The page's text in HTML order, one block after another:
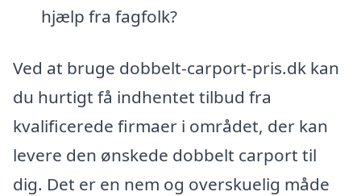
hjælp fra fagfolk?
Ved at bruge dobbelt-carport-pris.dk kan
du hurtigt få indhentet tilbud fra
kvalificerede firmaer i området, der kan
levere den ønskede dobbelt carport til
dig. Det er en nem og overskuelig måde